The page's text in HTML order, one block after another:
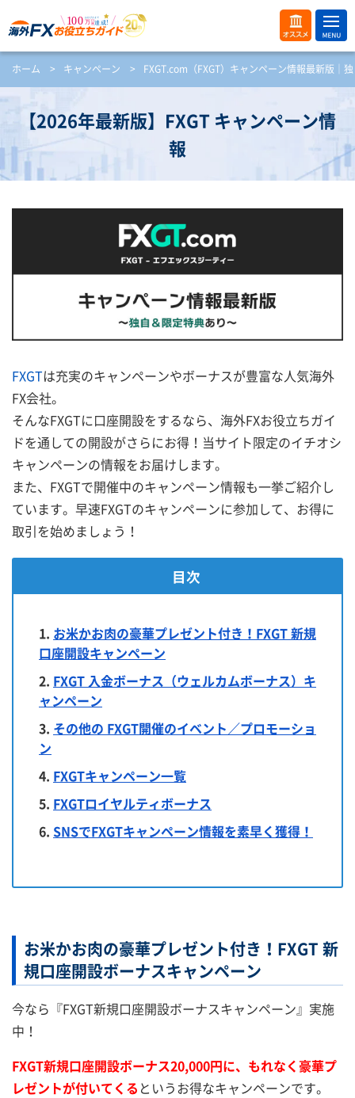
オス
スメ
ME
NU
開
く
ホーム > キャンペーン > FXGT.com（FXGT）キャンペーン情報最新版｜
【2026年最新版】FXGT キャンペーン情
報
2
0
2
6
年
最
新
版
】
F
X
T
FXGTは充実のキャンペーンやボーナスが豊富な人気海外
FX会社。
そんなFXGTに口座開設をするなら、海外FXお役立ちガイ
ドを通しての開設がさらにお得！当サイト限定のイチオシ
キャンペーンの情報をお届けします。
また、FXGTで開催中のキャンペーン情報も一挙ご紹介し
ています。早速FXGTのキャンペーンに参加して、お得に
取引を始めましょう！
目次
お米かお肉の豪華プレゼント付き！FXGT 新規
口座開設キャンペーン
FXGT 入金ボーナス（ウェルカムボーナス）キ
ャンペーン
その他の FXGT開催のイベント／プロモーショ
ン
FXGTキャンペーン一覧
FXGTロイヤルティボーナス
SNSでFXGTキャンペーン情報を素早く獲得！
お米かお肉の豪華プレゼント付き！FXGT 新
規口座開設ボーナスキャンペーン
今なら『FXGT新規口座開設ボーナスキャンペーン』実施
中！
FXGT新規口座開設ボーナス20,000円に、もれなく豪華プ
レゼントが付いてくる というお得なキャンペーンです。